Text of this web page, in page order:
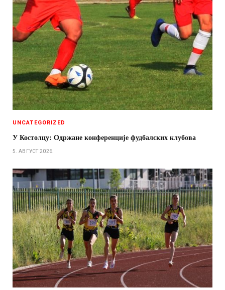
UNCATEGORIZED
У Костолцу: Одржане конференције фудбалских клубова
5. АВГУСТ 2026.